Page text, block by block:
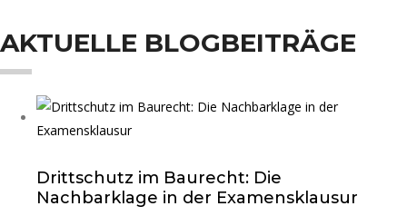
AKTUELLE BLOGBEITRÄGE
Drittschutz im Baurecht: Die
Nachbarklage in der Examensklausur